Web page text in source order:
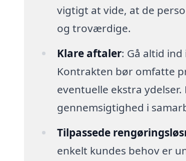
vigtigt at vide, at de
og troværdige.
Klare aftaler: Gå altid
Kontrakten bør omfatte
eventuelle ekstra
gennemsigtighed i
Tilpassede
enkelt kundes behov er